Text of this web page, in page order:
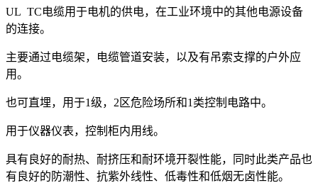
UL TC电缆用于电机的供电，在工业环境中的其他电源设备
的连接。
主要通过电缆架，电缆管道安装，以及有吊索支撑的户外应
用。
也可直埋，用于1级，2区危险场所和1类控制电路中。
用于仪器仪表，控制柜内用线。
具有良好的耐热、耐挤压和耐环境开裂性能，同时此类产品也
有良好的防潮性、抗紫外线性、低毒性和低烟无卤性能。